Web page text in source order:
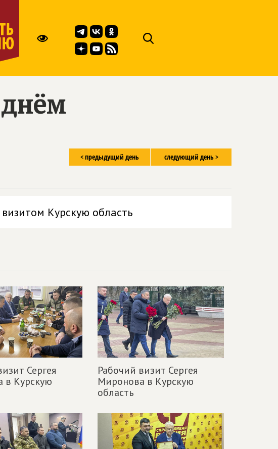
следующий день >
< предыдущий день
Курскую область
Сергея
в Курскую
Рабочий визит Сергея
Миронова в Курскую
область